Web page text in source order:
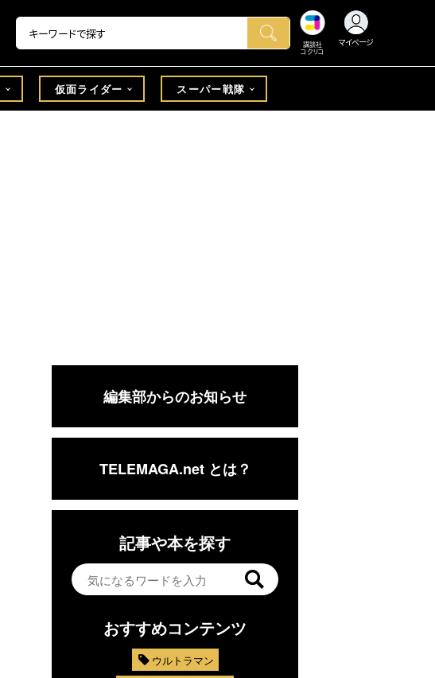
講談社
コクリコ
マイページ
仮面ライダー スーパー戦隊
編集部からのお知らせ
TELEMAGA.net とは？
記事や本を探す
おすすめコンテンツ
ウルトラマン